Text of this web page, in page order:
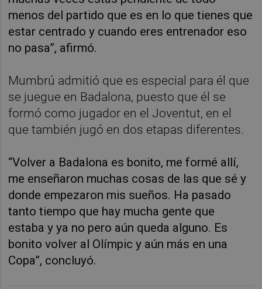
menos del partido que es en lo que tienes que
estar centrado y cuando eres entrenador eso
no pasa”, afirmó.
Mumbrú admitió que es especial para él que
se juegue en Badalona, puesto que él se
formó como jugador en el Joventut, en el
que también jugó en dos etapas diferentes.
“Volver a Badalona es bonito, me formé allí,
me enseñaron muchas cosas de las que sé y
donde empezaron mis sueños. Ha pasado
tanto tiempo que hay mucha gente que
estaba y ya no pero aún queda alguno. Es
bonito volver al Olímpic y aún más en una
Copa”, concluyó.